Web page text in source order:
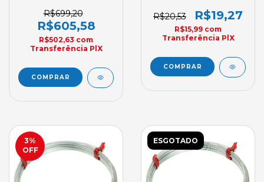
R$699,20
R$605,58
R$502,63 com
Transferência PlX
R$20,53
R$19,27
R$15,99 com
Transferência PlX
3%
OFF
ESGOTADO